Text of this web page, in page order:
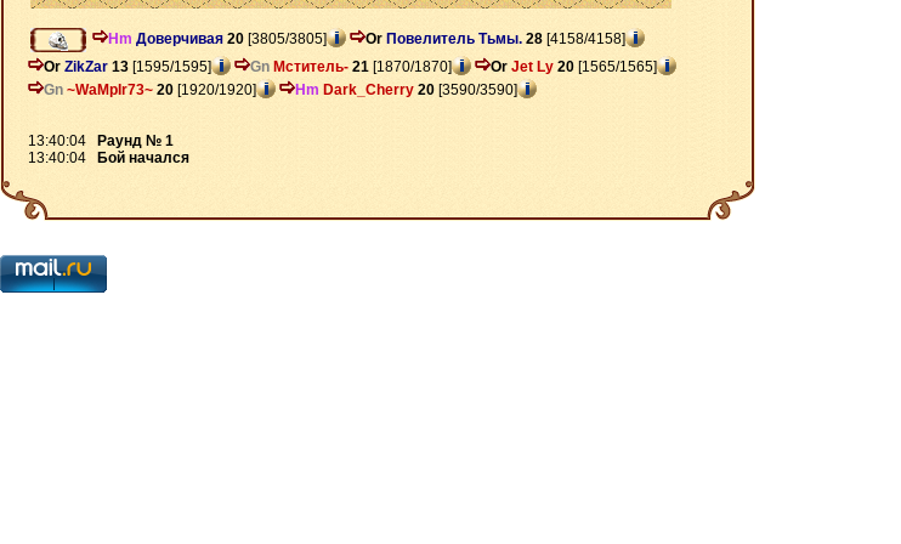
Hm Доверчивая 20 [3805/3805] Or Повелитель Тьмы. 28 [4158/4158]
Or ZikZar 13 [1595/1595] Gn Мститель- 21 [1870/1870] Or Jet Ly 20 [1565/1565]
Gn ~WaMpIr73~ 20 [1920/1920] Hm Dark_Cherry 20 [3590/3590]
13:40:04
Раунд № 1
13:40:04
Бой начался